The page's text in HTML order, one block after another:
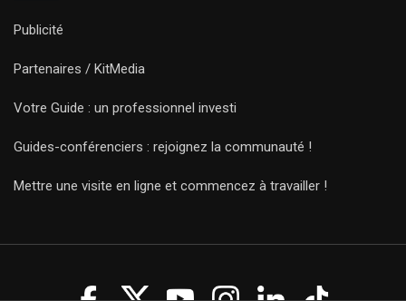
Publicité
Partenaires / KitMedia
Votre Guide : un professionnel investi
Guides-conférenciers : rejoignez la communauté !
Mettre une visite en ligne et commencez à travailler !